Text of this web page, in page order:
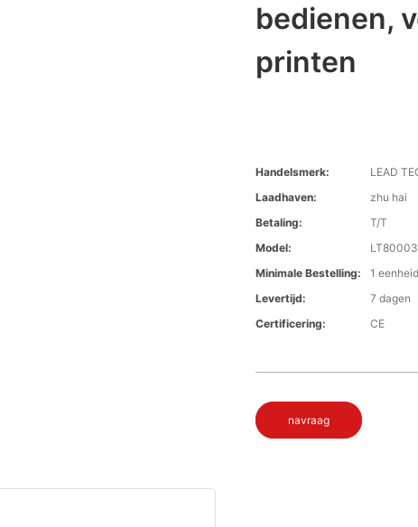
bedienen,
printen
Handelsmerk:
LEAD
Laadhaven:
zhu hai
Betaling:
T/T
Model:
Minimale Bestelling:
1 eenheid
Levertijd:
7 dagen
Certificering:
CE
navraag